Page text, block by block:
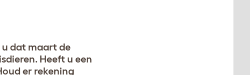
u dat maart de
Heeft u een
er rekening